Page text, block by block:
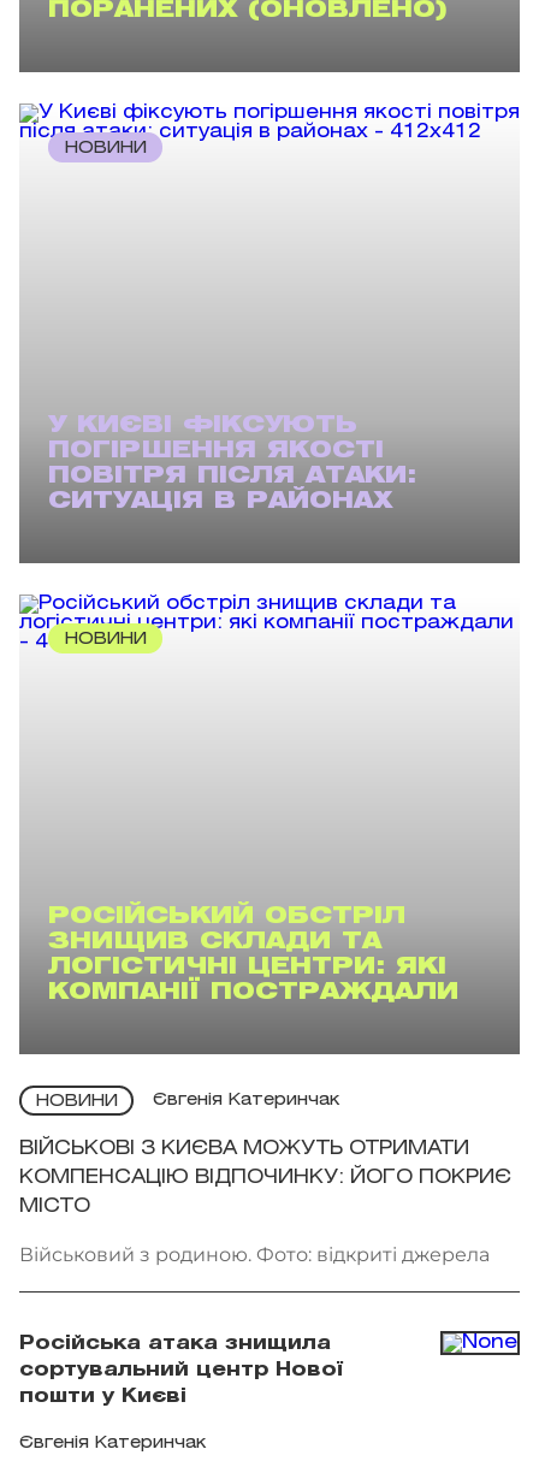
ПОРАНЕНИХ (ОНОВЛЕНО)
НОВИНИ
У КИЄВІ ФІКСУЮТЬ
ПОГІРШЕННЯ ЯКОСТІ
ПОВІТРЯ ПІСЛЯ АТАКИ:
СИТУАЦІЯ В РАЙОНАХ
НОВИНИ
РОСІЙСЬКИЙ ОБСТРІЛ
ЗНИЩИВ СКЛАДИ ТА
ЛОГІСТИЧНІ ЦЕНТРИ: ЯКІ
КОМПАНІЇ ПОСТРАЖДАЛИ
НОВИНИ Євгенія Катеринчак
ВІЙСЬКОВІ З КИЄВА МОЖУТЬ ОТРИМАТИ
КОМПЕНСАЦІЮ ВІДПОЧИНКУ: ЙОГО ПОКРИЄ
МІСТО
Військовий з родиною. Фото: відкриті джерела
Російська атака знищила
сортувальний центр Нової
пошти у Києві
Євгенія Катеринчак